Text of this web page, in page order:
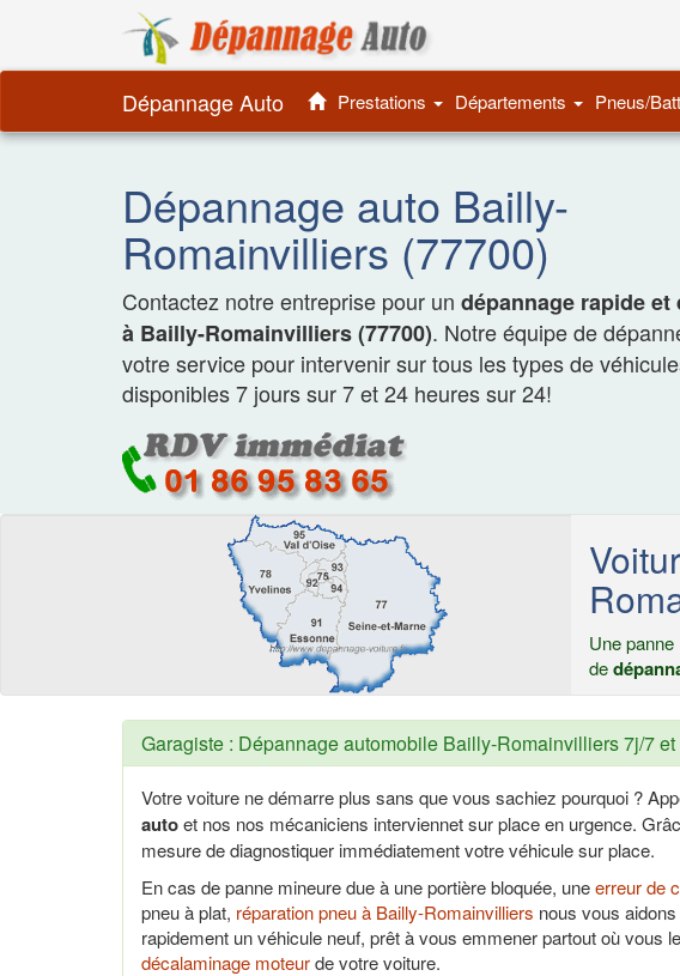
Dépannage Auto Prestations Départements Pneus/
Dépannage auto Bailly-
Romainvilliers (77700)
Contactez notre entreprise pour un dépannage rapide et
à Bailly-Romainvilliers (77700). Notre équipe de
votre service pour intervenir sur tous les types de
disponibles 7 jours sur 7 et 24 heures sur 24!
Une
de
Garagiste : Dépannage automobile Bailly-Romainvilliers 7j/7
Votre voiture ne démarre plus sans que vous sachiez pourquoi ?
autoet nos nos mécaniciens interviennet sur place en urgence.
mesure de diagnostiquer immédiatement votre véhicule sur place.
En cas de panne mineure due à une portière bloquée, uneerreur de
pneu à plat, réparation pneu à Bailly-Romainvilliers nous vous
rapidement un véhicule neuf, prêt à vous emmener partout où vous
décalaminage moteurde votre voiture.